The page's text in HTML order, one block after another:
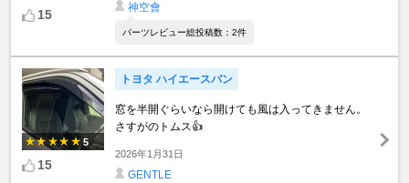
15 神空會
パーツレビュー総投稿数：2件
5
15
トヨタ ハイエースバン
窓を半開ぐらいなら開けても風は入ってきません。
さすがのトムス👍
2026年1月31日
GENTLE